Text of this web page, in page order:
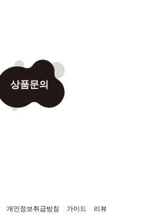
상품문의
개인정보취급방침 가이드 리뷰